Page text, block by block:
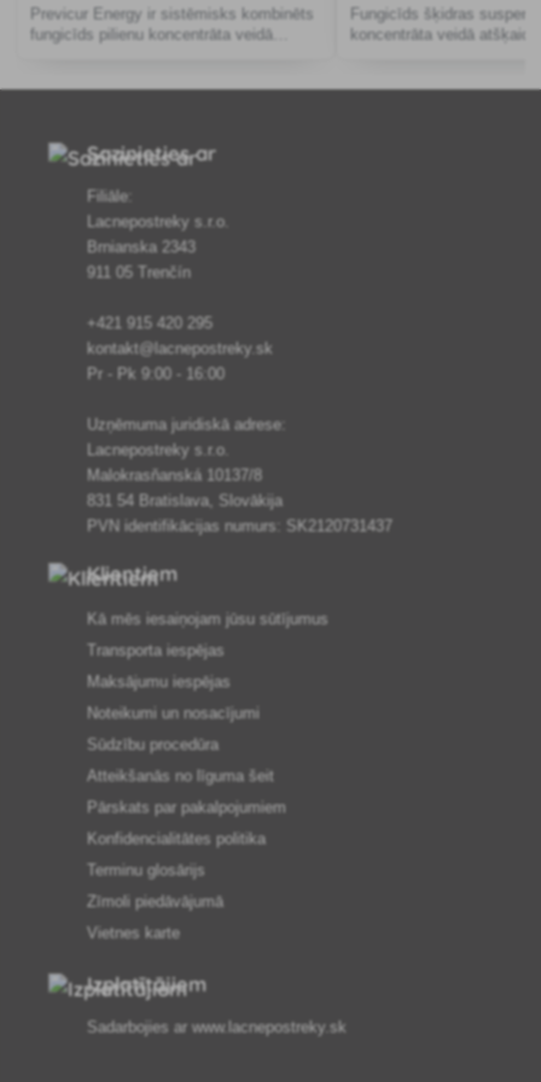
Previcur Energy ir sistēmisks kombinēts
fungicīds pilienu koncentrāta veidā
paredzēts dārzeņu, dek
Fungicīds šķidras
koncentrāta veidā
slimībām.
Sazinieties ar
Filiāle:
Lacnepostreky s.r.o.
Brnianska 2343
911 05 Trenčín
+421 915 420 295
kontakt@lacnepostreky.sk
Pr - Pk 9:00 - 16:00
Uzņēmuma juridiskā adrese:
Lacnepostreky s.r.o.
Malokrasňanská 10137/8
831 54 Bratislava, Slovākija
PVN identifikācijas numurs: SK2120731437
Klientiem
Kā mēs iesaiņojam jūsu sūtījumus
Transporta iespējas
Maksājumu iespējas
Noteikumi un nosacījumi
Sūdzību procedūra
Atteikšanās no līguma šeit
Pārskats par pakalpojumiem
Konfidencialitātes politika
Terminu glosārijs
Zīmoli piedāvājumā
Vietnes karte
Izplatītājiem
Sadarbojies ar www.lacnepostreky.sk